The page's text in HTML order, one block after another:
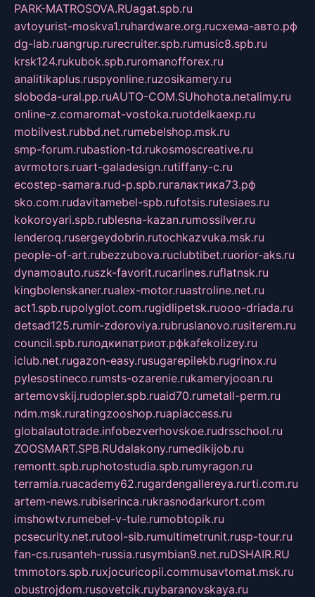
PARK-MATROSOVA.RUagat.spb.ru
avtoyurist-moskva1.ruhardware.org.ruсхема-авто.рф
dg-lab.ruangrup.rurecruiter.spb.rumusic8.spb.ru
krsk124.rukubok.spb.ruromanofforex.ru
analitikaplus.ruspyonline.ruzosikamery.ru
sloboda-ural.pp.ruAUTO-COM.SUhohota.netalimy.ru
online-z.comaromat-vostoka.ruotdelkaexp.ru
mobilvest.rubbd.net.rumebelshop.msk.ru
smp-forum.rubastion-td.rukosmoscreative.ru
avrmotors.ruart-galadesign.rutiffany-c.ru
ecostep-samara.rud-p.spb.ruгалактика73.рф
sko.com.rudavitamebel-spb.rufotsis.rutesiaes.ru
kokoroyari.spb.rublesna-kazan.rumossilver.ru
lenderoq.rusergeydobrin.rutochkazvuka.msk.ru
people-of-art.rubezzubova.ruclubtibet.ruorior-aks.ru
dynamoauto.ruszk-favorit.rucarlines.ruflatnsk.ru
kingbolenskaner.rualex-motor.ruastroline.net.ru
act1.spb.rupolyglot.com.rugidlipetsk.ruooo-driada.ru
detsad125.rumir-zdoroviya.rubruslanovo.rusiterem.ru
council.spb.ruлодкипатриот.рфkafekolizey.ru
iclub.net.rugazon-easy.rusugarepilekb.rugrinox.ru
pylesostineco.rumsts-ozarenie.rukameryjooan.ru
artemovskij.rudopler.spb.ruaid70.rumetall-perm.ru
ndm.msk.ruratingzooshop.ruapiaccess.ru
globalautotrade.infobezverhovskoe.rudrsschool.ru
ZOOSMART.SPB.RUdalakony.rumedikijob.ru
remontt.spb.ruphotostudia.spb.rumyragon.ru
terramia.ruacademy62.rugardengallereya.rurti.com.ru
artem-news.rubiserinca.rukrasnodarkurort.com
imshowtv.rumebel-v-tule.rumobtopik.ru
pcsecurity.net.rutool-sib.rumultimetrunit.rusp-tour.ru
fan-cs.rusanteh-russia.rusymbian9.net.ruDSHAIR.RU
tmmotors.spb.ruxjocuricopii.commusavtomat.msk.ru
obustrojdom.rusovetcik.ruybaranovskaya.ru